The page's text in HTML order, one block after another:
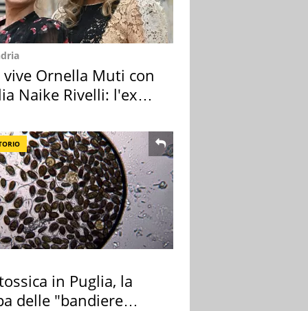
vive Ornella Muti con
Naike Rivelli: l'ex
in Puglia, la
delle "bandiere